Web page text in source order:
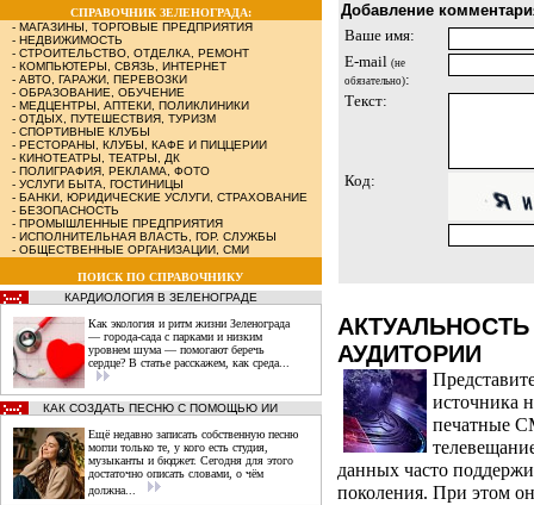
СПРАВОЧНИК ЗЕЛЕНОГРАДА:
- МАГАЗИНЫ, ТОРГОВЫЕ ПРЕДПРИЯТИЯ
- НЕДВИЖИМОСТЬ
- СТРОИТЕЛЬСТВО, ОТДЕЛКА, РЕМОНТ
- КОМПЬЮТЕРЫ, СВЯЗЬ, ИНТЕРНЕТ
- АВТО, ГАРАЖИ, ПЕРЕВОЗКИ
- ОБРАЗОВАНИЕ, ОБУЧЕНИЕ
- МЕДЦЕНТРЫ, АПТЕКИ, ПОЛИКЛИНИКИ
- ОТДЫХ, ПУТЕШЕСТВИЯ, ТУРИЗМ
- СПОРТИВНЫЕ КЛУБЫ
- РЕСТОРАНЫ, КЛУБЫ, КАФЕ И ПИЦЦЕРИИ
- КИНОТЕАТРЫ, ТЕАТРЫ, ДК
- ПОЛИГРАФИЯ, РЕКЛАМА, ФОТО
- УСЛУГИ БЫТА, ГОСТИНИЦЫ
- БАНКИ, ЮРИДИЧЕСКИЕ УСЛУГИ, СТРАХОВАНИЕ
- БЕЗОПАСНОСТЬ
- ПРОМЫШЛЕННЫЕ ПРЕДПРИЯТИЯ
- ИСПОЛНИТЕЛЬНАЯ ВЛАСТЬ, ГОР. СЛУЖБЫ
- ОБЩЕСТВЕННЫЕ ОРГАНИЗАЦИИ, СМИ
ПОИСК ПО СПРАВОЧНИКУ
КАРДИОЛОГИЯ В ЗЕЛЕНОГРАДЕ
Как экология и ритм жизни Зеленограда
— города‑сада с парками и низким
уровнем шума — помогают беречь
сердце? В статье расскажем, как среда...
КАК СОЗДАТЬ ПЕСНЮ С ПОМОЩЬЮ ИИ
Ещё недавно записать собственную песню
могли только те, у кого есть студия,
музыканты и бюджет. Сегодня для этого
достаточно описать словами, о чём
должна...
Добавление
Ваше имя:
E-mail (не
обязательно):
Текст:
Код:
АУДИТОРИИ
источника
печатные
данных часто
поколения. При этом